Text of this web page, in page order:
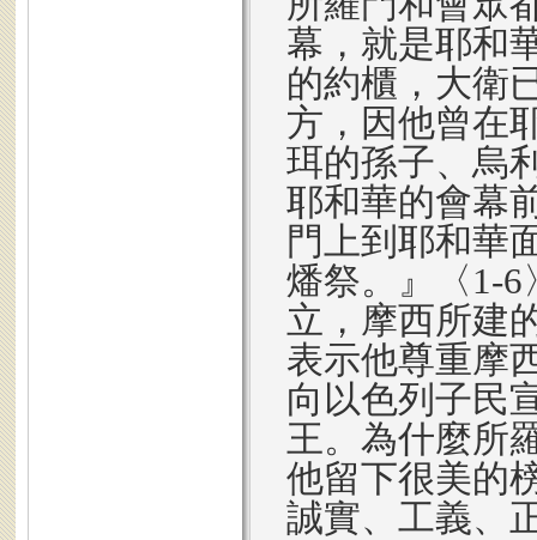
幕，就是耶和
的約櫃，大衛
方，因他曾在
珥的孫子、烏
耶和華的會幕
門上到耶和華
燔祭。』〈1-
立，摩西所建
表示他尊重摩
向以色列子民
王。為什麼所
他留下很美的
誠實、工義、